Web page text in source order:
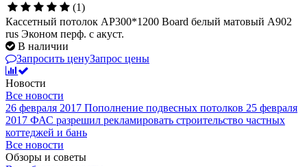
(1)
Кассетный потолок AP300*1200 Board белый матовый А902
rus Эконом перф. с акуст.
В наличии
Запросить ценуЗапрос цены
Новости
Все новости
26 февраля 2017 Пополнение подвесных потолков 25 февраля
2017 ФАС разрешил рекламировать строительство частных
коттеджей и бань
Все новости
Обзоры и советы